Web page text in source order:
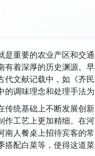
是重要的农业产区和交
有着深厚的历史渊源。
文献记载中，如《齐
调味理念和处理手法
传统基础上不断发展创
工艺上更加精细。在
人餐桌上招待宾客的
配白菜等，使得这道菜